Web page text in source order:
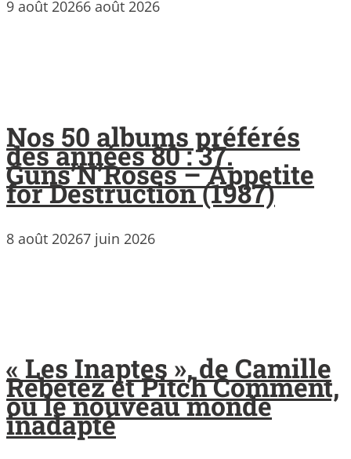
9 août 20266 août 2026
Nos 50 albums préférés
des années 80 : 37.
Guns’N’Roses – Appetite
for Destruction (1987)
8 août 20267 juin 2026
« Les Inaptes », de Camille
Rebetez et Pitch Comment,
ou le nouveau monde
inadapté